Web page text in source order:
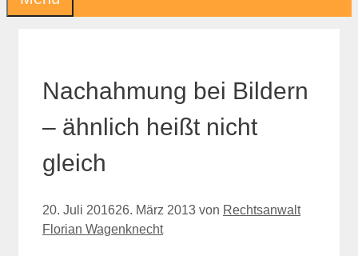
Nachahmung bei Bildern
– ähnlich heißt nicht
gleich
20. Juli 201626. März 2013 von Rechtsanwalt
Florian Wagenknecht